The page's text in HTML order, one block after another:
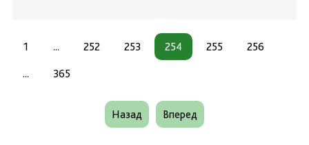
1 ... 252 253 254 255 256
... 365
Назад Вперед